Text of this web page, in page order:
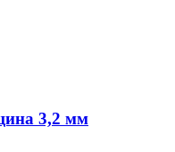
3,2 мм